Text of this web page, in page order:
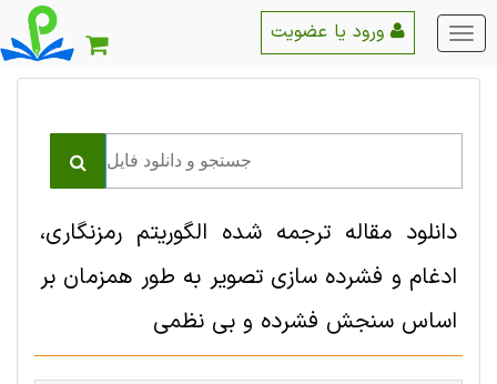
منو
اصلی
دانلود مقاله ترجمه شده الگوریتم رمزنگاری،
ادغام و فشرده سازی تصویر به طور همزمان بر
اساس سنجش فشرده و بی نظمی